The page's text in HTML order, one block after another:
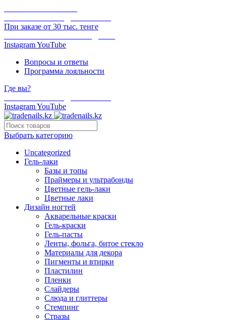
При заказе от 30 тыс. тенге
InstagramYouTube
Вопросы и ответы
Программа лояльности
Где вы?
InstagramYouTube
Выбрать категорию
Uncategorized
Гель-лаки
Базы и топы
Праймеры и ультрабонды
Цветные гель-лаки
Цветные лаки
Дизайн ногтей
Акварельные краски
Гель-краски
Гель-пасты
Ленты, фольга, битое стекло
Материалы для декора
Пигменты и втирки
Пластилин
Пленки
Слайдеры
Слюда и глиттеры
Стемпинг
Стразы